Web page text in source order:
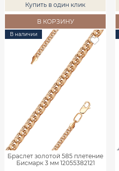
Купить в один клик
В КОРЗИНУ
В наличии
Браслет золотой 585 плетение
Бисмарк 3 мм 12055382121